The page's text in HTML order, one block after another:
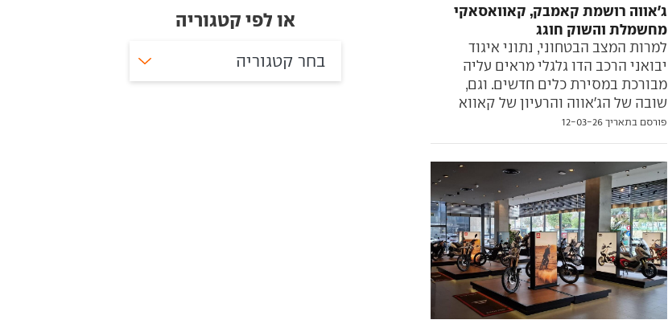
ג'אווה רושמת קאמבק, קאוואסאקי
מחשמלת והשוק חוגג
למרות המצב הבטחוני, נתוני איגוד
יבואני הרכב הדו גלגלי מראים עליה
מבורכת במסירת כלים חדשים. וגם,
שובה של הג'אווה והרעיון של קאווא
פורסם בתאריך 12-03-26
או לפי קטגוריה
בחר קטגוריה